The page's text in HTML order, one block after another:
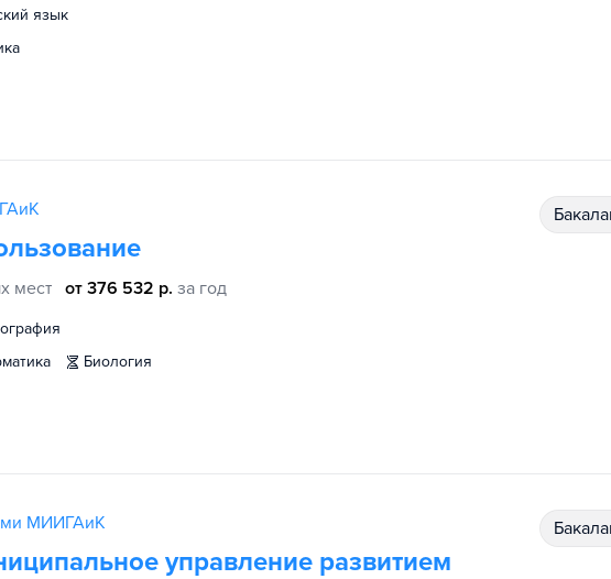
язык
мест от 376 532 р. за год
биология
МИИГАиК
управление развитием